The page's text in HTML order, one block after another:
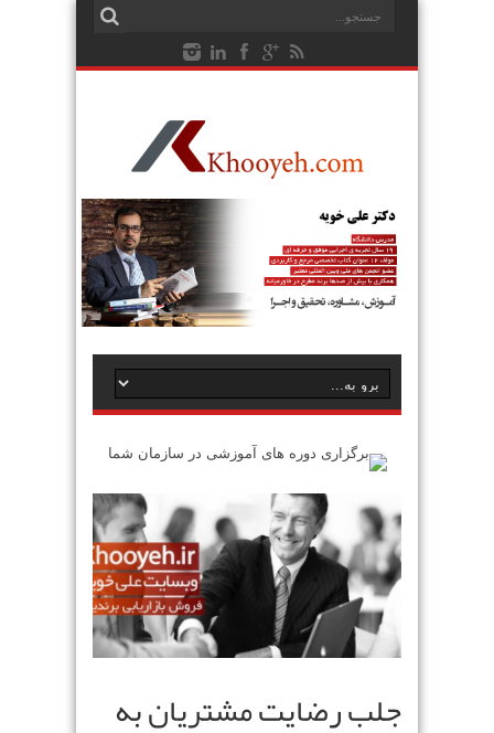
جلب رضایت مشتریان به